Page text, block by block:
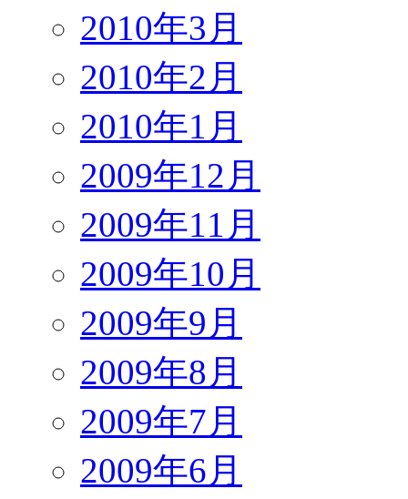
2010年3月
2010年2月
2010年1月
2009年12月
2009年11月
2009年10月
2009年9月
2009年8月
2009年7月
2009年6月